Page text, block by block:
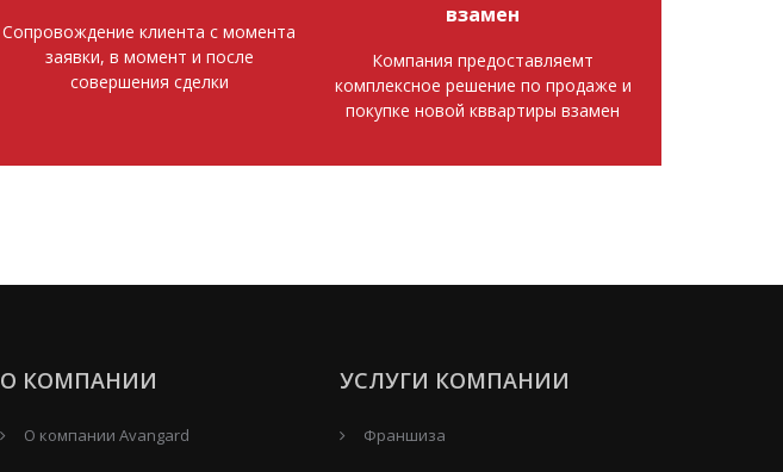
Сопровождение клиента с момента
заявки, в момент и после
совершения сделки
взамен
Компания предоставляемт
комплексное решение по продаже и
покупке новой кввартиры взамен
О КОМПАНИИ
О компании Avangard
УСЛУГИ КОМПАНИИ
Франшиза